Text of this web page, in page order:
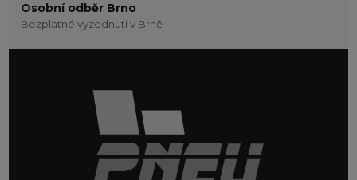
Osobní odběr Brno
Bezplatné vyzednutí v Brně